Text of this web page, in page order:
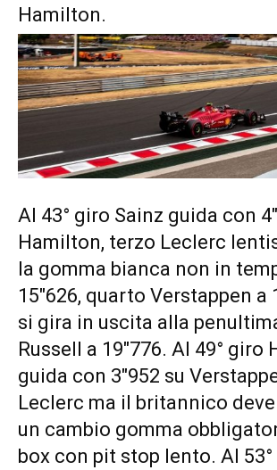
Hamilton.
Al 43° giro Sainz guida con
Hamilton, terzo Leclerc
la gomma bianca non in
15″626, quarto Verstappen a
si gira in uscita alla
Russell a 19″776. Al 49° giro
guida con 3″952 su
Leclerc ma il britannico
un cambio gomma
box con pit stop lento. Al